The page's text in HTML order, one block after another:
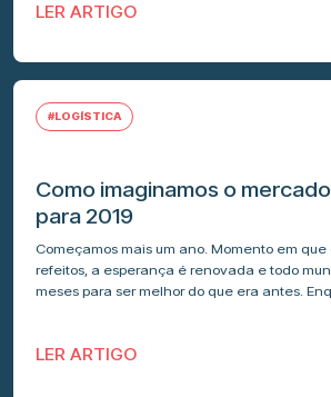
LER ARTIGO
#LOGÍSTICA
Como imaginamos o
para 2019
Começamos mais um ano. Momento em que
refeitos, a esperança é renovada e todo
meses para ser melhor do que era antes.
LER ARTIGO